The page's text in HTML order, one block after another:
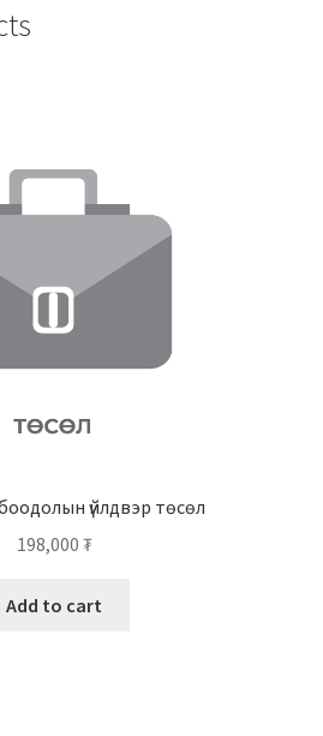
үйлдвэр төсөл
198,000 ₮
Add to cart